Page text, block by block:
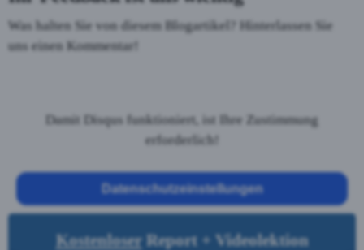
Was halten Sie von diesem Blogartikel? Hinterlassen Sie
uns einen Kommentar!
Damit Disqus funktioniert, ist Ihre Zustimmung
erforderlich!
Datenschutzeinstellungen
KostenloserReport + Videolektion